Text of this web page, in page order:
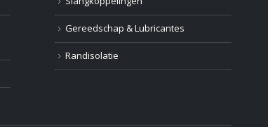
Gereedschap & Lubricantes
Randisolatie